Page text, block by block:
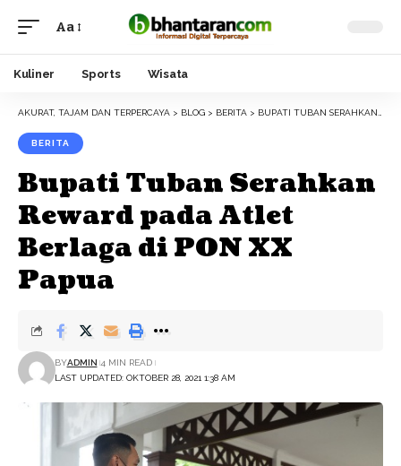
Font
Resizer
Aa
Kuliner Sports Wisata
AKURAT, TAJAM DAN TERPERCAYA > BLOG > BERITA > BUPATI TUBAN SERAHKAN REWARD PADA ATLET BERLAGA DI PON XX PAPUA
BERITA
Bupati Tuban Serahkan
Reward pada Atlet
Berlaga di PON XX
Papua
LAST UPDATED: OKTOBER 28, 2021 1:38 AM
BYADMIN 4 MIN READ